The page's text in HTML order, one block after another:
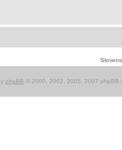
phpBB © 2000, 2002, 2005, 2007 phpBB